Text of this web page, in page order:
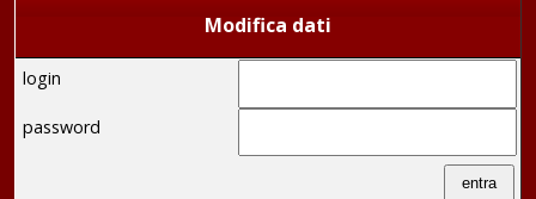
Modifica dati
login
password